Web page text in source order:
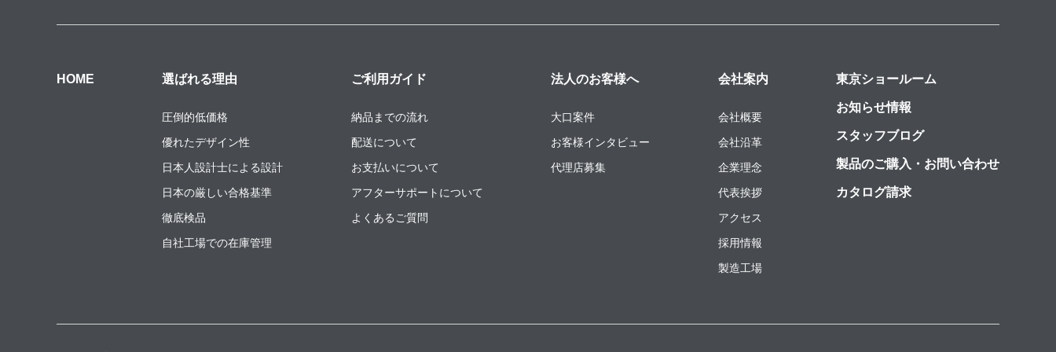
HOME 選ばれる理由
圧倒的低価格
優れたデザイン性
日本人設計士による設計
日本の厳しい合格基準
徹底検品
自社工場での在庫管理
ご利用ガイド
納品までの流れ
配送について
お支払いについて
アフターサポートについて
よくあるご質問
法人のお客様へ
大口案件
お客様インタビュー
代理店募集
会社案内
会社概要
会社沿革
企業理念
代表挨拶
アクセス
採用情報
製造工場
東京ショールーム
お知らせ情報
スタッフブログ
製品のご購入・お問い合わせ
カタログ請求